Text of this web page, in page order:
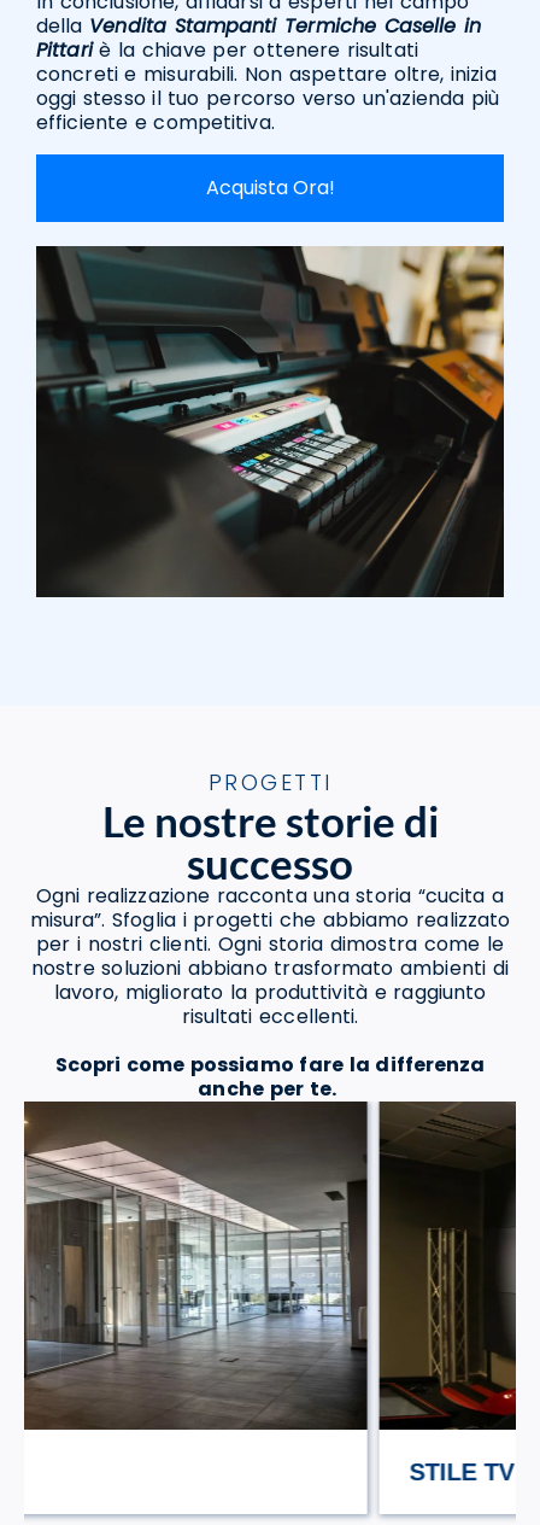
della Vendita Stampanti Termiche Caselle in
Pittariè la chiave per ottenere risultati
concreti e misurabili. Non aspettare oltre, inizia
oggi stesso il tuo percorso verso un'azienda più
efficiente e competitiva.
Acquista Ora!
PROGETTI
Le nostre storie di
successo
Ogni realizzazione racconta una storia “cucita a
misura”. Sfoglia i progetti che abbiamo realizzato
per i nostri clienti. Ogni storia dimostra come le
nostre soluzioni abbiano trasformato ambienti di
lavoro, migliorato la produttività e raggiunto
risultati eccellenti.
Scopri come possiamo fare la differenza
anche per te.